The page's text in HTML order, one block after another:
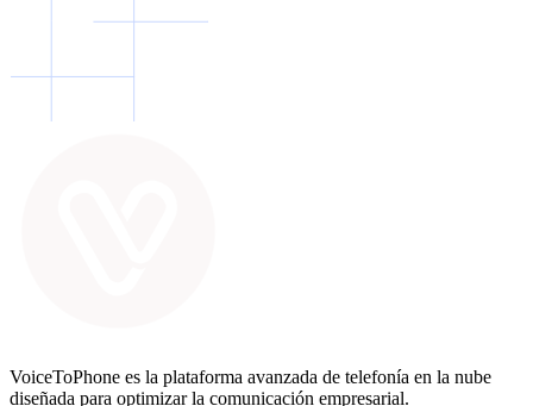
VoiceToPhone es la plataforma avanzada de telefonía en la nube
diseñada para optimizar la comunicación empresarial.